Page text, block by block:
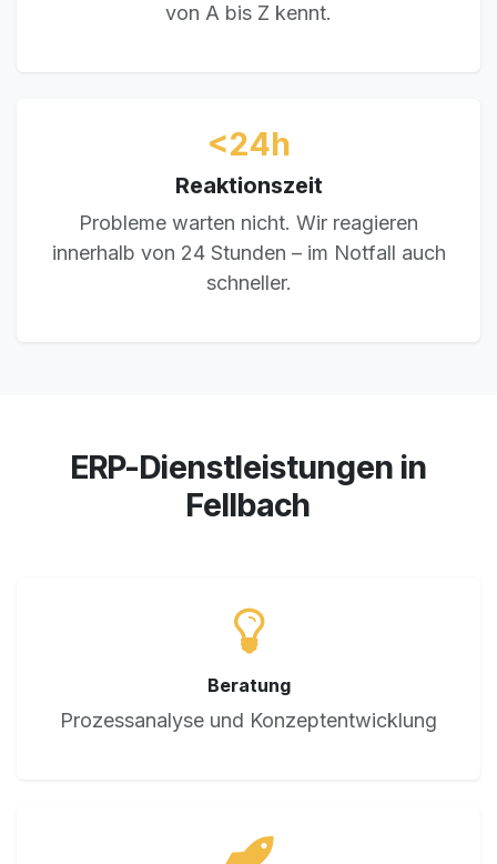
von A bis Z kennt.
<24h
Reaktionszeit
Probleme warten nicht. Wir reagieren
innerhalb von 24 Stunden – im Notfall auch
schneller.
ERP-Dienstleistungen in
Fellbach
Beratung
Prozessanalyse und Konzeptentwicklung